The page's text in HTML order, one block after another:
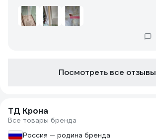
Посмотреть все отзывы
ТД Крона
Все товары бренда
Россия — родина бренда